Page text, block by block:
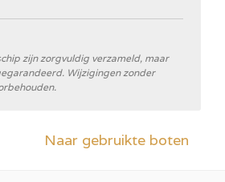
zijn zorgvuldig verzameld, maar
Wijzigingen zonder
Naar gebruikte boten